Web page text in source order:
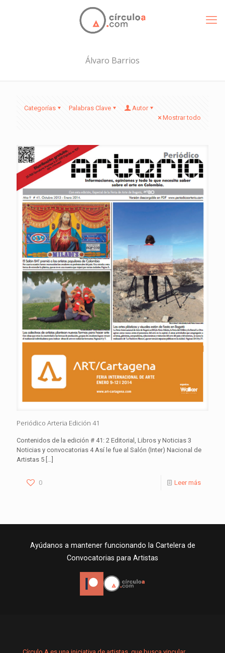
Álvaro Barrios
Categorías Palabras Clave
Autor
Mostrar todo
Periódico Arteria Edición 41
Contenidos de la edición # 41: 2 Editorial, Libros y Noticias 3
Noticias y convocatorias 4 Así le fue al Salón (Inter) Nacional de
Artistas 5 […]
0 Leer más
Ayúdanos a mantener funcionando la Cartelera de
Convocatorias para Artistas